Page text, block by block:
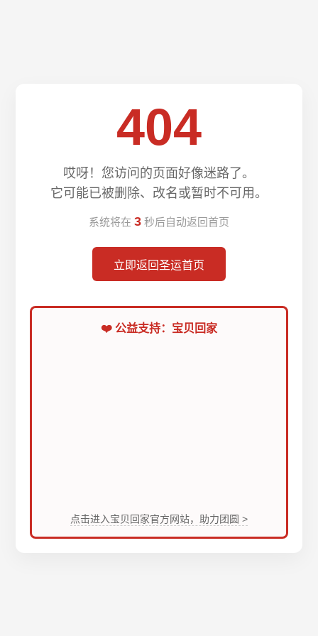
404
哎呀！您访问的页面好像迷路了。
它可能已被删除、改名或暂时不可用。
系统将在 3 秒后自动返回首页
立即返回圣运首页
❤️ 公益支持：宝贝回家
点击进入宝贝回家官方网站，助力团圆 >